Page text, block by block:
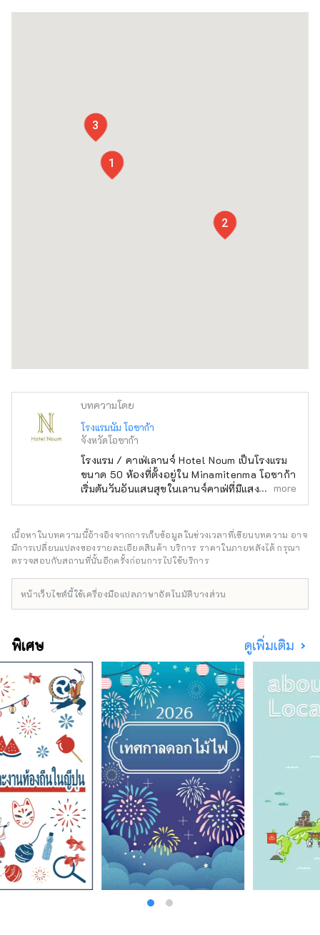
1
2
3
บทความโดย
โรงแรมนัม โอซาก้า
จังหวัดโอซาก้า
โรงแรม / คาเฟ่เลานจ์ Hotel Noum เป็นโรงแรม
ขนาด 50 ห้องที่ตั้งอยู่ใน Minamitenma โอซาก้า
เริ่มต้นวันอันแสนสุขในเลานจ์คาเฟ่ที่มีแสงส่องเข้า
มา ติดต่อ +81 6-6940-0882
more
เนื้อหาในบทความนี้อ้างอิงจากการเก็บข้อมูลในช่วงเวลาที่เขียนบทความ อาจ
มีการเปลี่ยนแปลงของรายละเอียดสินค้า บริการ ราคาในภายหลังได้ กรุณา
ตรวจสอบกับสถานที่นั้นอีกครั้งก่อนการไปใช้บริการ
หน้าเว็บไซต์นี้ใช้เครื่องมือแปลภาษาอัตโนมัติบางส่วน
พิเศษ ดูเพิ่มเติม